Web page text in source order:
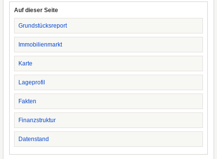
Auf dieser Seite
Grundstücksreport
Immobilienmarkt
Karte
Lageprofil
Fakten
Finanzstruktur
Datenstand